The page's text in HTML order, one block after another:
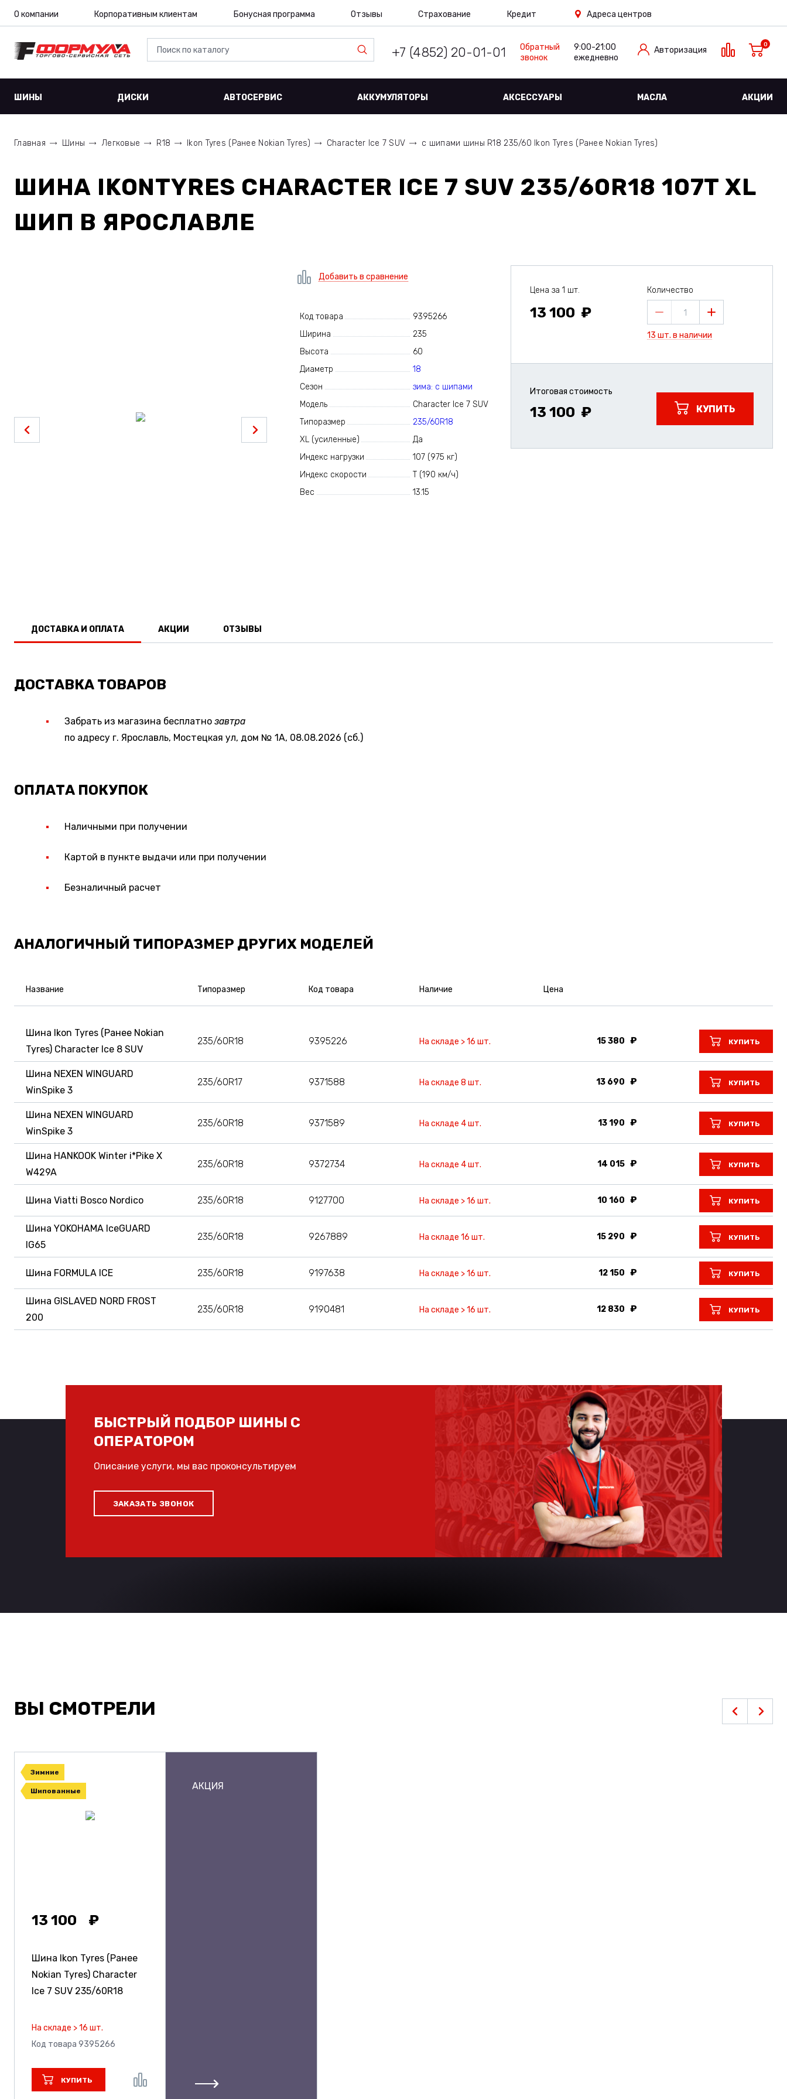
О компании Корпоративным клиентам Бонусная программа Отзывы Страхование Кредит Адреса центров
+7 (4852) 20-01-01
Обратный
звонок
9:00-21:00
ежедневно
Авторизация
0
ШИНЫ ДИСКИ АВТОСЕРВИС АККУМУЛЯТОРЫ АКСЕССУАРЫ МАСЛА АКЦИИ
Главная Шины Легковые R18 Ikon Tyres (Ранее Nokian Tyres) Character Ice 7 SUV с шипами шины R18 235/60 Ikon Tyres (Ранее Nokian Tyres)
ШИНА IKONTYRES CHARACTER ICE 7 SUV 235/60R18 107T XL
ШИП В ЯРОСЛАВЛЕ
Добавить в сравнение
Код товара
9395266
Ширина
235
Высота
60
Диаметр
18
Сезон
зима: с шипами
Модель
Character Ice 7 SUV
Типоразмер
235/60R18
XL (усиленные)
Да
Индекс нагрузки
107 (975 кг)
Индекс скорости
T (190 км/ч)
Вес
13.15
Цена за 1 шт.
13 100
Количество
1
13 шт. в наличии
Итоговая стоимость
13 100 КУПИТЬ
ДОСТАВКА И ОПЛАТА АКЦИИ ОТЗЫВЫ
ДОСТАВКА ТОВАРОВ
Забрать из магазина бесплатно завтра
по адресу г. Ярославль, Мостецкая ул, дом № 1А, 08.08.2026 (сб.)
ОПЛАТА ПОКУПОК
Наличными при получении
Картой в пункте выдачи или при получении
Безналичный расчет
АНАЛОГИЧНЫЙ ТИПОРАЗМЕР ДРУГИХ МОДЕЛЕЙ
Название Типоразмер Код товара Наличие Цена
Шина Ikon Tyres (Ранее Nokian
Tyres) Character Ice 8 SUV
235/60R18 9395226 На складе > 16 шт. 15 380 КУПИТЬ
Шина NEXEN WINGUARD
WinSpike 3
235/60R17 9371588 На складе 8 шт. 13 690 КУПИТЬ
Шина NEXEN WINGUARD
WinSpike 3
235/60R18 9371589 На складе 4 шт. 13 190 КУПИТЬ
Шина HANKOOK Winter i*Pike X
W429A
235/60R18 9372734 На складе 4 шт. 14 015 КУПИТЬ
Шина Viatti Bosco Nordico 235/60R18 9127700 На складе > 16 шт. 10 160 КУПИТЬ
Шина YOKOHAMA IceGUARD
IG65
235/60R18 9267889 На складе 16 шт. 15 290 КУПИТЬ
Шина FORMULA ICE 235/60R18 9197638 На складе > 16 шт. 12 150 КУПИТЬ
Шина GISLAVED NORD FROST
200
235/60R18 9190481 На складе > 16 шт. 12 830 КУПИТЬ
БЫСТРЫЙ ПОДБОР ШИНЫ С
ОПЕРАТОРОМ
Описание услуги, мы вас проконсультируем
ЗАКАЗАТЬ ЗВОНОК
ВЫ СМОТРЕЛИ
Зимние
Шипованные
13 100
Шина Ikon Tyres (Ранее
Nokian Tyres) Character
Ice 7 SUV 235/60R18
На складе > 16 шт.
Код товара 9395266
КУПИТЬ
АКЦИЯ